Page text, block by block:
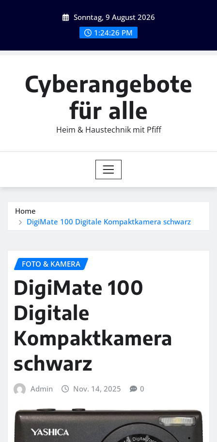
Sonntag, 9 August 2026
1:24:27 PM
Cyberangebote
für alle
Heim & Haustechnik mit Pfiff
Home
DigiMate 100 Digitale Kompaktkamera schwarz
FOTO & KAMERA
DigiMate 100
Digitale
Kompaktkamera
schwarz
Admin Nov. 14, 2025 0